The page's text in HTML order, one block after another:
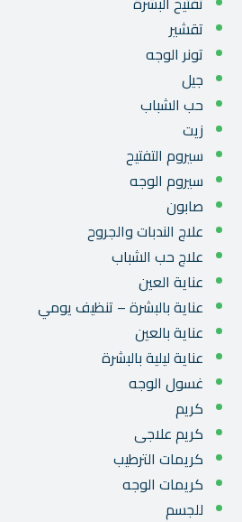
تقشير
تونر الوجه
جيل
حب الشباب
زيت
سيروم التفتيح
سيروم الوجه
صابون
علاج الندبات والجروح
علاج حب الشباب
عناية العين
عناية بالبشرة – تنظيف يومي
عناية بالعين
عناية ليلية بالبشرة
غسول الوجه
كريم
كريم علاجى
كريمات الترطيب
كريمات الوجه
للجسم